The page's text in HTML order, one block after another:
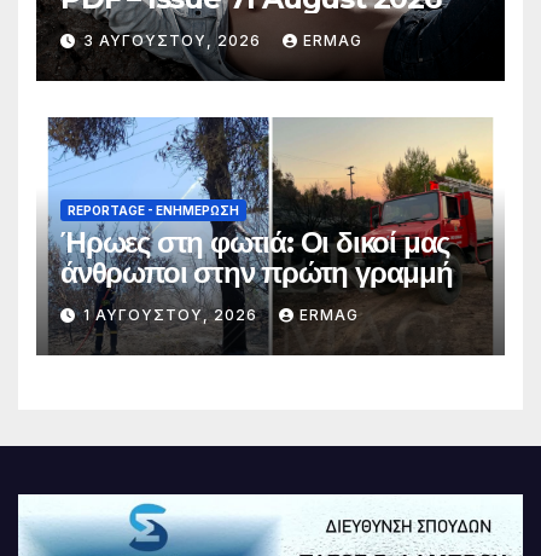
3 ΑΥΓΟΎΣΤΟΥ, 2026 ERMAG
REPORTAGE - EΝΗΜΈΡΩΣΗ
Ήρωες στη φωτιά: Οι δικοί μας
άνθρωποι στην πρώτη γραμμή
1 ΑΥΓΟΎΣΤΟΥ, 2026 ERMAG